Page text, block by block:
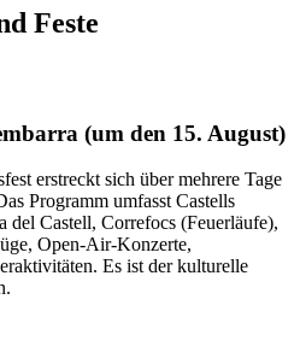
Feste
(um den 15. August)
erstreckt sich über mehrere Tage
Programm umfasst Castells
del Castell, Correfocs (Feuerläufe),
Open-Air-Konzerte,
Es ist der kulturelle